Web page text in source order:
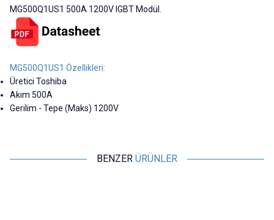
MG500Q1US1 500A 1200V IGBT Modül.
MG500Q1US1 Özellikleri:
Üretici Toshiba
Akım 500A
Gerilim - Tepe (Maks) 1200V
BENZER ÜRÜNLER